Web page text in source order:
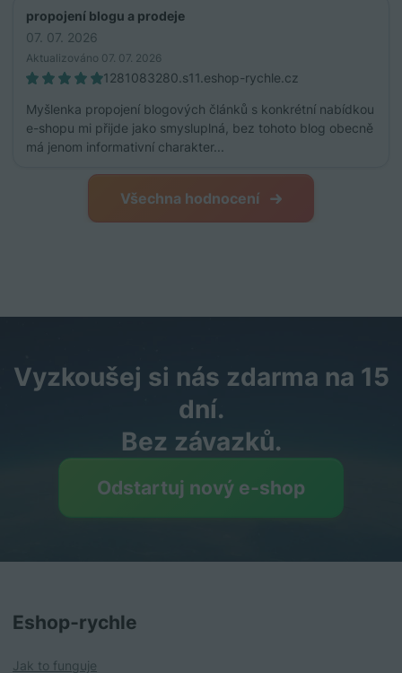
propojení blogu a prodeje
1281083280.s11.eshop-rychle.cz
07. 07. 2026
Aktualizováno 07. 07. 2026
Myšlenka propojení blogových článků s konkrétní nabídkou
e-shopu mi přijde jako smysluplná, bez tohoto blog obecně
má jenom informativní charakter...
Všechna hodnocení
Vyzkoušej si nás zdarma na 15
dní.
Bez závazků.
Odstartuj nový e‑shop
Eshop‑rychle
Jak to funguje